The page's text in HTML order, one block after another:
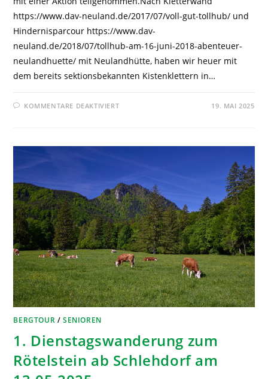
https://www.dav-neuland.de/2017/07/voll-gut-tollhub/ und
Hindernisparcour https://www.dav-
neuland.de/2018/07/tollhub-am-16-juni-2018-abenteuer-
neulandhuette/ mit Neulandhütte, haben wir heuer mit
dem bereits sektionsbekannten Kistenklettern in…
KOMMENTARE DEAKTIVIERT 19. MAI 2025
BERGTOUR /SENIOREN
1. Dienstagswanderung zum
Rötelstein ab Schlehdorf am